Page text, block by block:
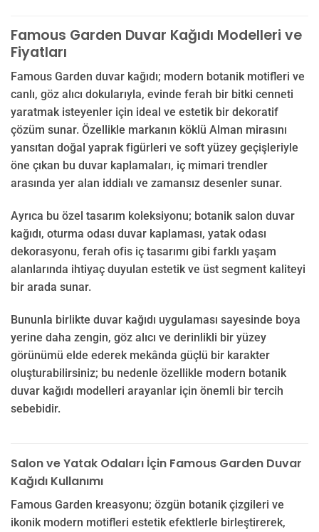
Famous Garden Duvar Kağıdı Modelleri ve
Fiyatları
Famous Garden duvar kağıdı; modern botanik motifleri ve
canlı, göz alıcı dokularıyla, evinde ferah bir bitki cenneti
yaratmak isteyenler için ideal ve estetik bir dekoratif
çözüm sunar. Özellikle markanın köklü Alman mirasını
yansıtan doğal yaprak figürleri ve soft yüzey geçişleriyle
öne çıkan bu duvar kaplamaları, iç mimari trendler
arasında yer alan iddialı ve zamansız desenler sunar.
Ayrıca bu özel tasarım koleksiyonu; botanik salon duvar
kağıdı, oturma odası duvar kaplaması, yatak odası
dekorasyonu, ferah ofis iç tasarımı gibi farklı yaşam
alanlarında ihtiyaç duyulan estetik ve üst segment kaliteyi
bir arada sunar.
Bununla birlikte duvar kağıdı uygulaması sayesinde boya
yerine daha zengin, göz alıcı ve derinlikli bir yüzey
görünümü elde ederek mekânda güçlü bir karakter
oluşturabilirsiniz; bu nedenle özellikle modern botanik
duvar kağıdı modelleri arayanlar için önemli bir tercih
sebebidir.
Salon ve Yatak Odaları İçin Famous Garden Duvar
Kağıdı Kullanımı
Famous Garden kreasyonu; özgün botanik çizgileri ve
ikonik modern motifleri estetik efektlerle birleştirerek,